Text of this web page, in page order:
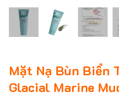
Mặt Nạ Bùn Biển
Glacial Marine